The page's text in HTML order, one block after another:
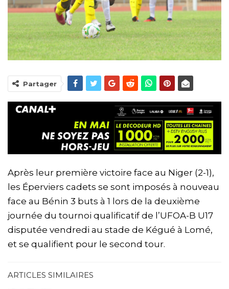
Partager
Après leur première victoire face au Niger (2-1),
les Éperviers cadets se sont imposés à nouveau
face au Bénin 3 buts à 1 lors de la deuxième
journée du tournoi qualificatif de l’UFOA-B U17
disputée vendredi au stade de Kégué à Lomé,
et se qualifient pour le second tour.
ARTICLES SIMILAIRES